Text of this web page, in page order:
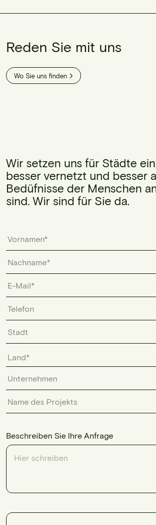
Reden Sie mit uns
Wo Sie uns finden
Wir setzen uns für Städte
besser vernetzt und besser
Bedüfnisse der Menschen
sind. Wir sind für Sie da.
Land*
Beschreiben Sie Ihre Anfrage